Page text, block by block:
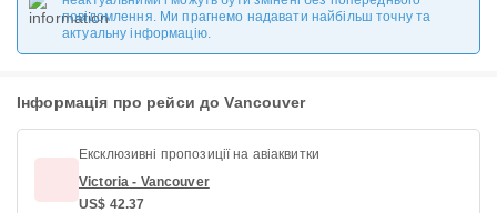
повідомлення. Ми прагнемо надавати найбільш точну та
актуальну інформацію.
Інформація про рейси до Vancouver
Ексклюзивні пропозиції на авіаквитки
Victoria - Vancouver
US$ 42.37